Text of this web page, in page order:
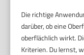
Die richtige
darüber, ob eine
oberflächlich wirkt.
Kriterien. Du lernst,